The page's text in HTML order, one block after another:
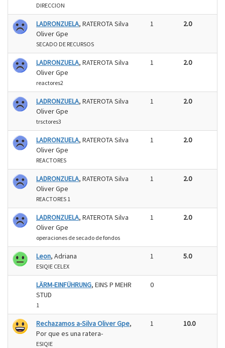
DIRECCION
LADRONZUELA, RATEROTA Silva
Oliver Gpe
SECADO DE RECURSOS
1 2.0
LADRONZUELA, RATEROTA Silva
Oliver Gpe
reactores2
1 2.0
LADRONZUELA, RATEROTA Silva
Oliver Gpe
trsctores3
1 2.0
LADRONZUELA, RATEROTA Silva
Oliver Gpe
REACTORES
1 2.0
LADRONZUELA, RATEROTA Silva
Oliver Gpe
REACTORES 1
1 2.0
LADRONZUELA, RATEROTA Silva
Oliver Gpe
operaciones de secado de fondos
1 2.0
Leon, Adriana
ESIQIE CELEX
1 5.0
LÄRM-EINFÜHRUNG, EINS P MEHR
STUD
1
0
Rechazamos a-Silva Oliver Gpe,
Por que es una ratera-
ESIQIE
1 10.0